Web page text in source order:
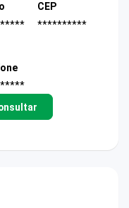
CEP
**********